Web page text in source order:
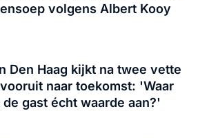
volgens Albert Kooy
Den Haag kijkt na twee vette
naar toekomst: 'Waar
de gast écht waarde aan?'